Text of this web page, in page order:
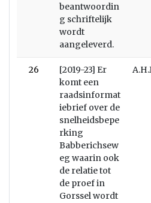
beantwoordin
g schriftelijk
wordt
aangeleverd.
26
[2019-23] Er
komt een
raadsinformat
iebrief over de
snelheidsbepe
rking
Babberichsew
eg waarin ook
de relatie tot
de proef in
Gorssel wordt